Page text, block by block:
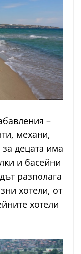
–
механи,
децата има
и басейни
разполага
хотели, от
хотели